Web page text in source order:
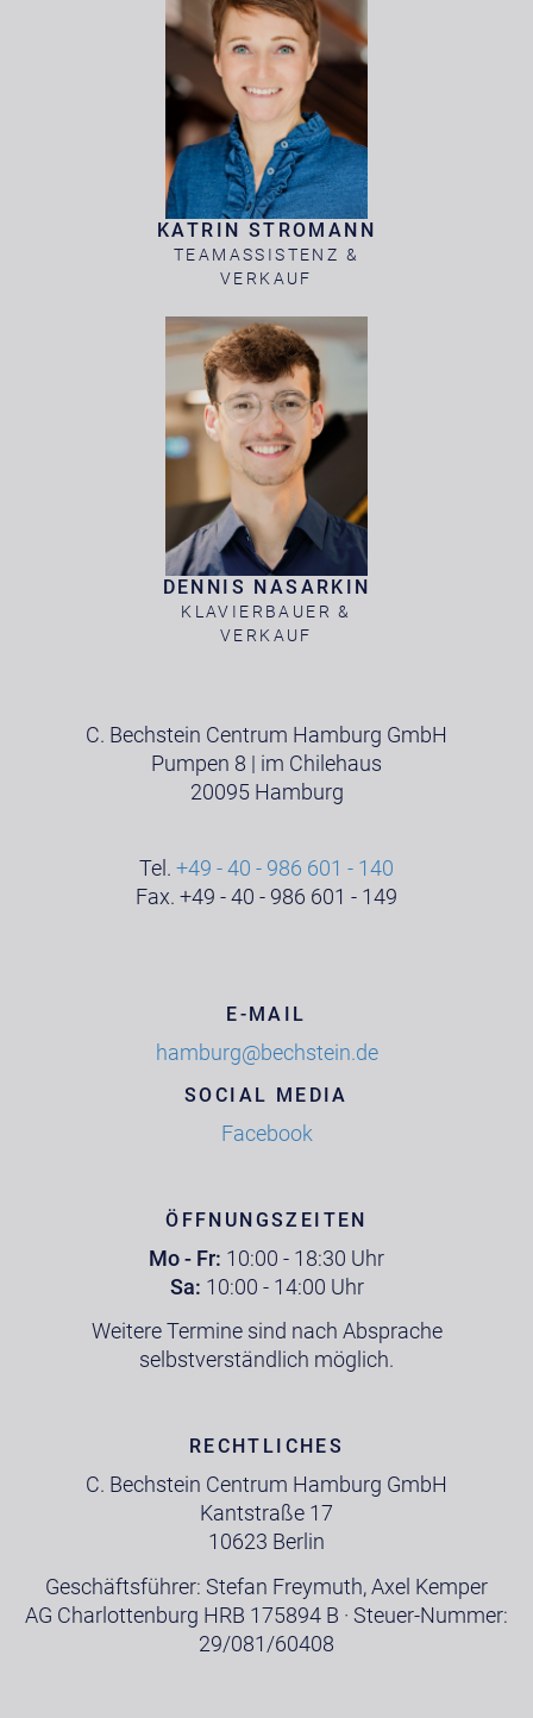
KATRIN STROMANN
TEAMASSISTENZ &
VERKAUF
DENNIS NASARKIN
KLAVIERBAUER &
VERKAUF
C. Bechstein Centrum Hamburg GmbH
Pumpen 8 | im Chilehaus
20095 Hamburg
Tel. +49 - 40 - 986 601 - 140
Fax. +49 - 40 - 986 601 - 149
E-MAIL
hamburg@bechstein.de
SOCIAL MEDIA
Facebook
ÖFFNUNGSZEITEN
Mo - Fr: 10:00 - 18:30 Uhr
Sa: 10:00 - 14:00 Uhr
Weitere Termine sind nach Absprache
selbstverständlich möglich.
RECHTLICHES
C. Bechstein Centrum Hamburg GmbH
Kantstraße 17
10623 Berlin
Geschäftsführer: Stefan Freymuth, Axel Kemper
AG Charlottenburg HRB 175894 B · Steuer-Nummer:
29/081/60408